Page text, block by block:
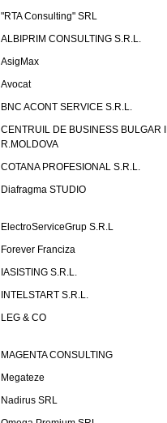
"RTA Consulting" SRL
ALBIPRIM CONSULTING S.R.L.
AsigMax
Avocat
BNC ACONT SERVICE S.R.L.
CENTRUIL DE BUSINESS BULGAR
R.MOLDOVA
COTANA PROFESIONAL S.R.L.
Diafragma STUDIO
ElectroServiceGrup S.R.L
Forever Franciza
IASISTING S.R.L.
INTELSTART S.R.L.
LEG & CO
MAGENTA CONSULTING
Megateze
Nadirus SRL